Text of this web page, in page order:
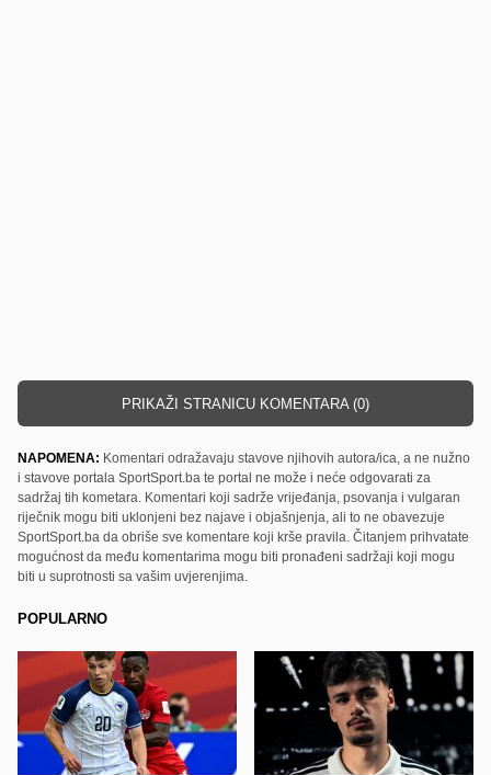
PRIKAŽI STRANICU KOMENTARA (0)
NAPOMENA: Komentari odražavaju stavove njihovih autora/ica, a ne nužno
i stavove portala SportSport.ba te portal ne može i neće odgovarati za
sadržaj tih kometara. Komentari koji sadrže vrijeđanja, psovanja i vulgaran
riječnik mogu biti uklonjeni bez najave i objašnjenja, ali to ne obavezuje
SportSport.ba da obriše sve komentare koji krše pravila. Čitanjem prihvatate
mogućnost da među komentarima mogu biti pronađeni sadržaji koji mogu
biti u suprotnosti sa vašim uvjerenjima.
POPULARNO